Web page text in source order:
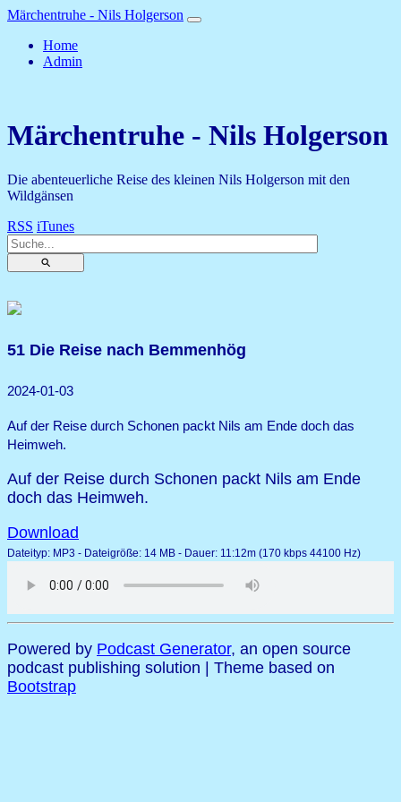
Märchentruhe - Nils Holgerson
Home
Admin
Märchentruhe - Nils Holgerson
Die abenteuerliche Reise des kleinen Nils Holgerson mit den
Wildgänsen
RSS iTunes
⚲
51 Die Reise nach Bemmenhög
2024-01-03
Auf der Reise durch Schonen packt Nils am Ende doch das
Heimweh.
Auf der Reise durch Schonen packt Nils am Ende
doch das Heimweh.
Download
Dateityp: MP3 - Dateigröße: 14 MB - Dauer: 11:12m (170 kbps 44100 Hz)
Powered by Podcast Generator, an open source
podcast publishing solution | Theme based on
Bootstrap